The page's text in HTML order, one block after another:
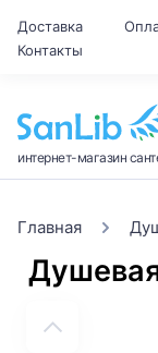
Доставка
Контакты
интернет-магазин
Главная